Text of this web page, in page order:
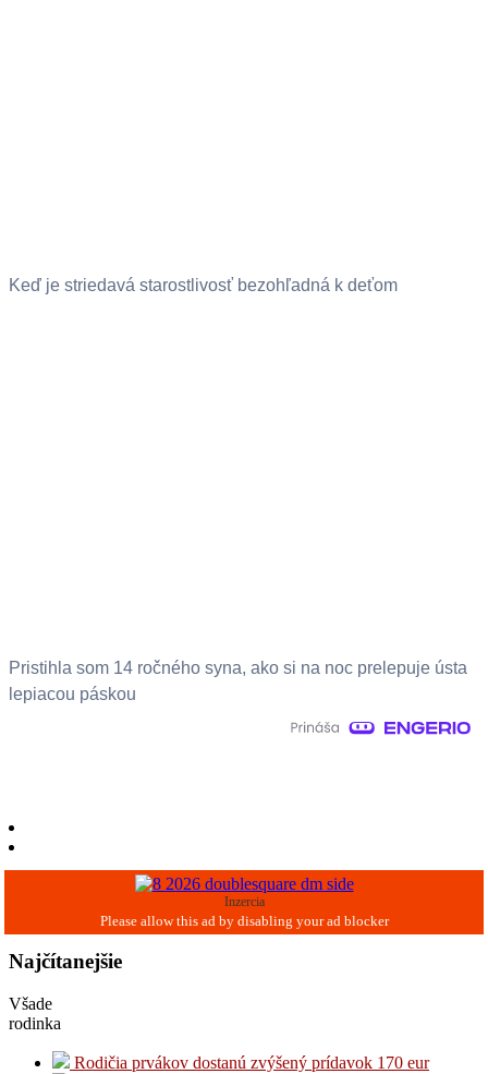
Keď je striedavá starostlivosť bezohľadná k deťom
Pristihla som 14 ročného syna, ako si na noc prelepuje ústa
lepiacou páskou
Inzercia
Najčítanejšie
Všade
rodinka
Rodičia prvákov dostanú zvýšený prídavok 170 eur